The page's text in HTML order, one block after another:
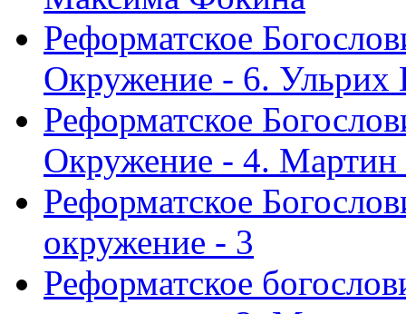
Реформатское
Окружение - 6. Ульрих
Реформатское
Окружение - 4.
Реформатское
окружение - 3
Реформатское